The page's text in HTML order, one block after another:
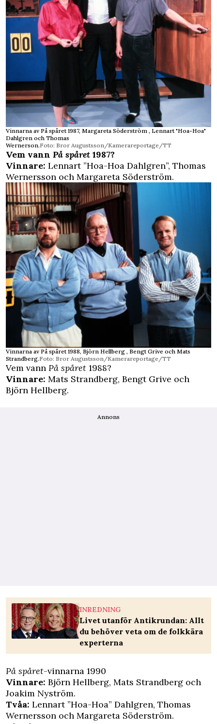
Vinnarna av På spåret 1987, Margareta Söderström , Lennart "Hoa-Hoa"
Dahlgren och Thomas
Wernerson.Foto: Bror Augustsson/Kamerareportage/TT
Vem vann På spåret 1987?
Vinnare: Lennart ”Hoa-Hoa Dahlgren”, Thomas
Wernersson och Margareta Söderström.
Vinnarna av På spåret 1988, Björn Hellberg , Bengt Grive och Mats
Strandberg.Foto: Bror Augustsson/Kamerareportage/TT
Vem vann På spåret 1988?
Vinnare: Mats Strandberg, Bengt Grive och
Björn Hellberg.
Annons
INREDNING
Livet utanför Antikrundan: Allt
du behöver veta om de folkkära
experterna
På spåret-vinnarna 1990
Vinnare: Björn Hellberg, Mats Strandberg och
Joakim Nyström.
Tvåa: Lennart ”Hoa-Hoa” Dahlgren, Thomas
Wernersson och Margareta Söderström.